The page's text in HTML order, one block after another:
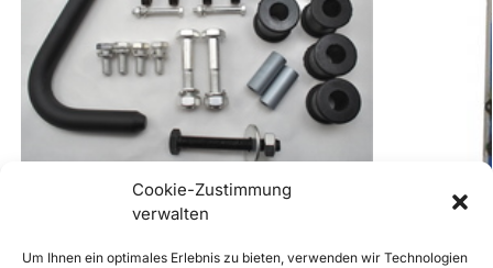
Cookie-Zustimmung
verwalten
Um Ihnen ein optimales Erlebnis zu bieten, verwenden wir Technologien
356 Stabilisator 17,5 mm
inkl. Mwst
Enthält 20% Mwst